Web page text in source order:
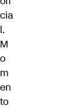
cia
l.
M
o
m
en
to